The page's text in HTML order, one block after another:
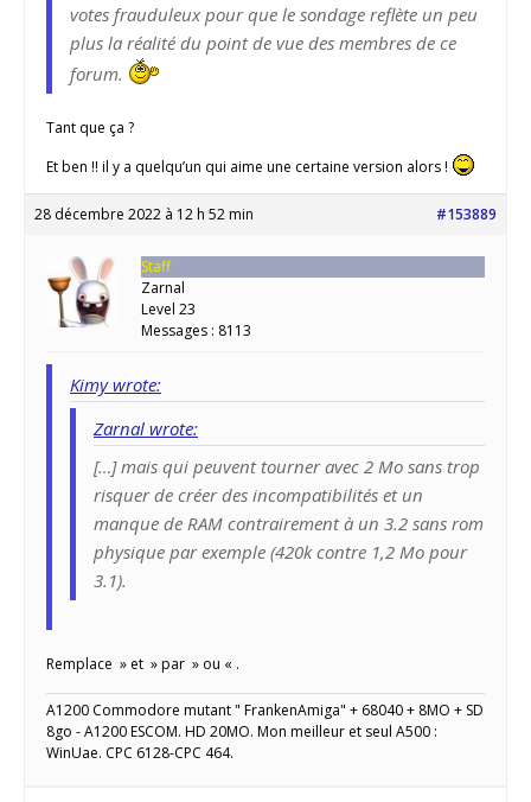
votes frauduleux pour que le sondage reflète un peu
plus la réalité du point de vue des membres de ce
forum.
Tant que ça ?
Et ben !! il y a quelqu’un qui aime une certaine version alors !
28 décembre 2022 à 12 h 52 min #153889
Staff
Zarnal
Level 23
Messages : 8113
Kimy wrote:
Zarnal wrote:
[…] mais qui peuvent tourner avec 2 Mo sans trop
risquer de créer des incompatibilités et un
manque de RAM contrairement à un 3.2 sans rom
physique par exemple (420k contre 1,2 Mo pour
3.1).
Remplace » et » par » ou « .
A1200 Commodore mutant " FrankenAmiga" + 68040 + 8MO + SD
8go - A1200 ESCOM. HD 20MO. Mon meilleur et seul A500 :
WinUae. CPC 6128-CPC 464.